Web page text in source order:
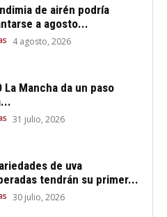
de airén podría
a agosto...
4 agosto, 2026
La Mancha da un paso
31 julio, 2026
de uva
tendrán su primer...
30 julio, 2026